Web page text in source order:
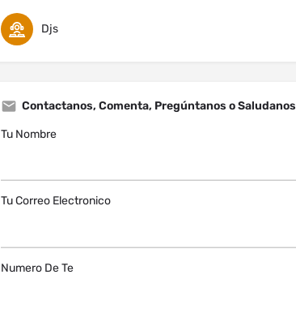
Djs
Contactanos, Comenta, Pregúntanos o Saludanos
Tu Nombre
Tu Correo Electronico
Numero De Te